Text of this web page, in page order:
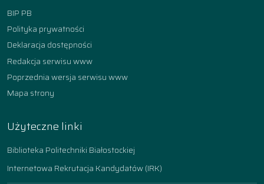
BIP PB
Polityka prywatności
Deklaracja dostępności
Redakcja serwisu www
Poprzednia wersja serwisu www
Mapa strony
Użyteczne linki
Biblioteka Politechniki Białostockiej
Internetowa Rekrutacja Kandydatów (IRK)